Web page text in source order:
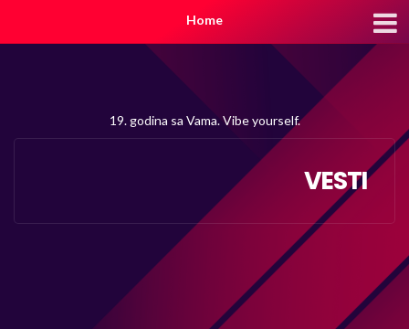
Home
19. godina sa Vama. Vibe yourself.
VESTI